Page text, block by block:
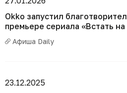
Okko запустил
премьере сериала «Встать на
Афиша Daily
23.12.2025